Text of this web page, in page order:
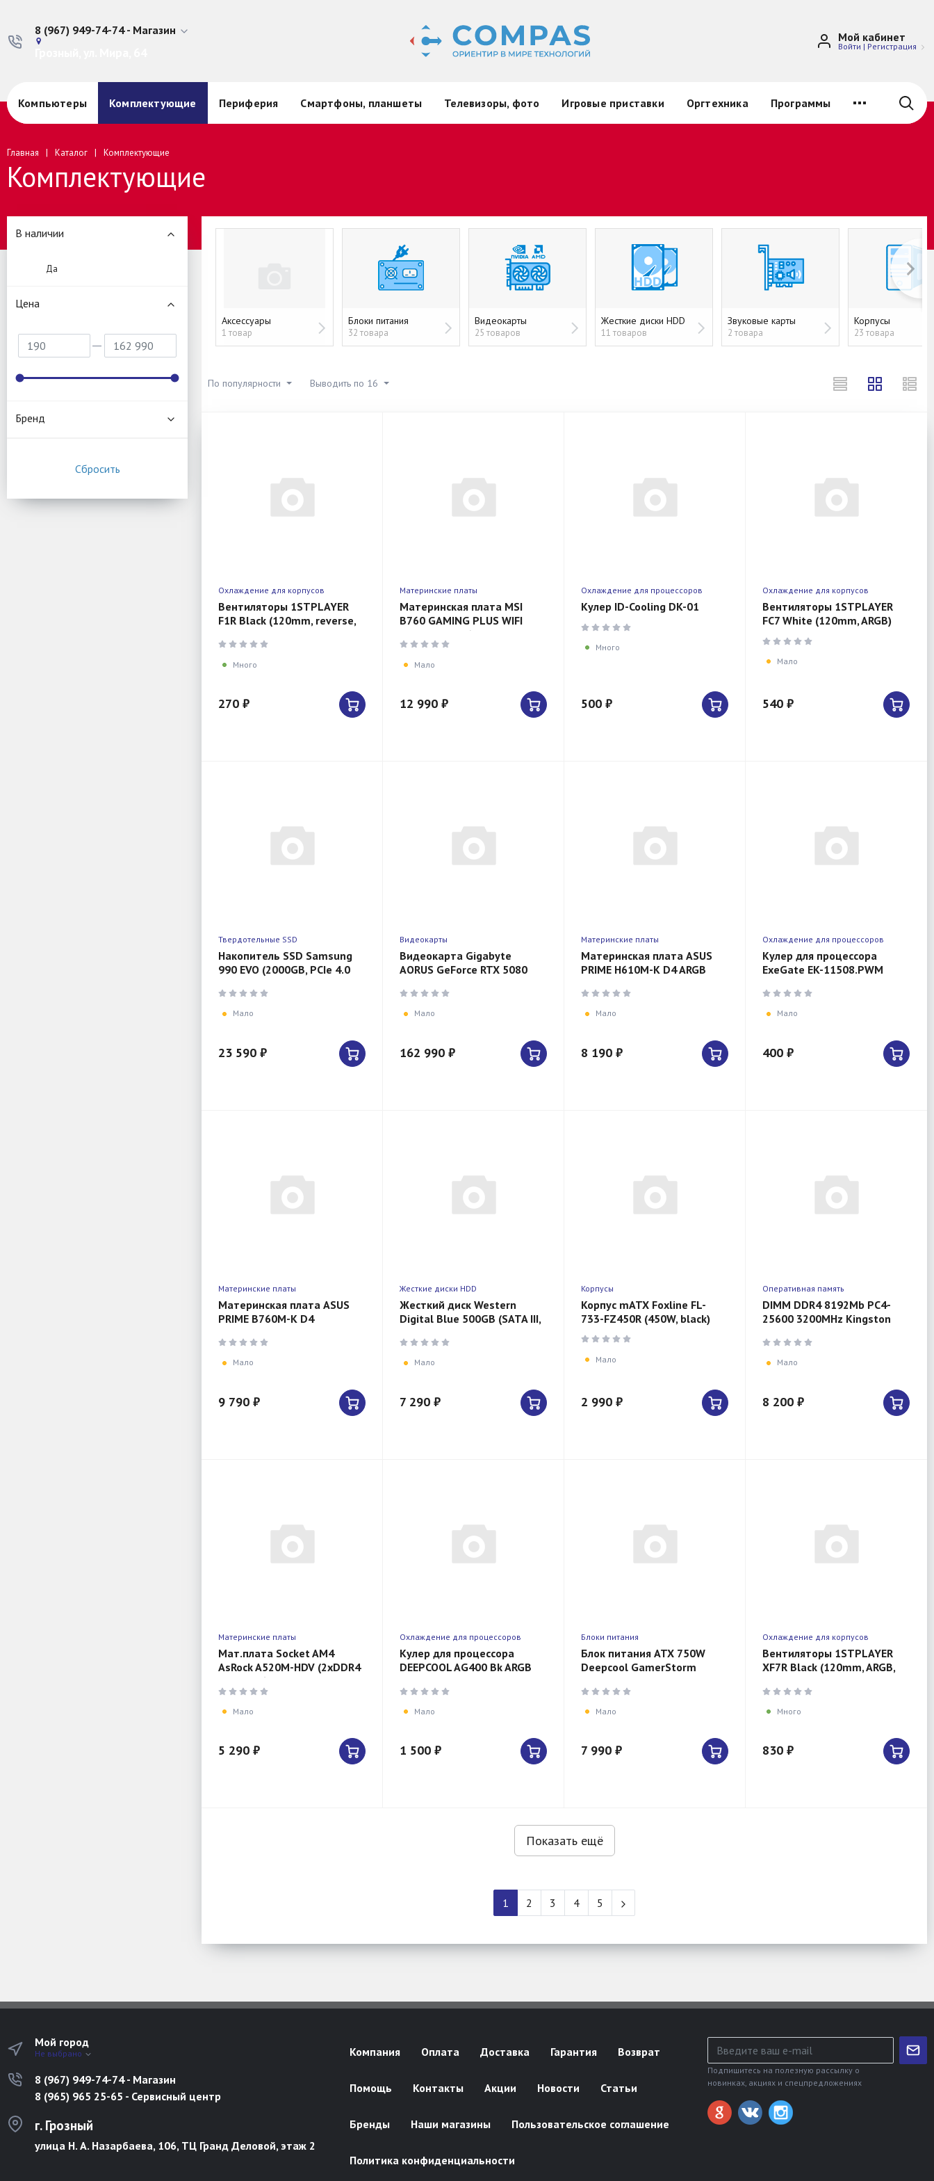
8 (967) 949-74-74 - Магазин Мой кабинет
Войти | Регистрация
Компьютеры Комплектующие Периферия Смартфоны, планшеты Телевизоры, фото Игровые приставки Оргтехника Программы
Главная Каталог Комплектующие
Комплектующие
Аксессуары
1 товар
Блоки питания
32 товара
Видеокарты
25 товаров
Жесткие диски HDD
11 товаров
Звуковые карты
2 товара
Корпусы
23 товара
По популярности Выводить по 16
Охлаждение для корпусов
Вентиляторы 1STPLAYER
F1R Black (120mm, reverse,
Много
270 ₽
Материнские платы
Материнская плата MSI
B760 GAMING PLUS WIFI
(LGA1700, B760, 4×DDR5, Wi-
Fi, BT, ATX)
Мало
12 990 ₽
Охлаждение для процессоров
Кулер ID-Cooling DK-01
Много
500 ₽
Охлаждение для корпусов
Вентиляторы 1STPLAYER
FC7 White (120mm, ARGB)
Мало
540 ₽
Твердотельные SSD
Накопитель SSD Samsung
990 EVO (2000GB, PCIe 4.0
5000/4200)
Мало
23 590 ₽
Видеокарты
Видеокарта Gigabyte
AORUS GeForce RTX 5080
5080, GDDR7, белая)
Мало
162 990 ₽
Материнские платы
Материнская плата ASUS
PRIME H610M-K D4 ARGB
mATX, ARGB)
Мало
8 190 ₽
Охлаждение для процессоров
Кулер для процессора
ExeGate EK-11508.PWM
(TDP 75W, 4pin, 1200-2600
об/мМало
400 ₽
Материнские платы
Материнская плата ASUS
PRIME B760M-K D4
2xDDR4, mATX, 2.5G LAN)
Мало
9 790 ₽
Жесткие диски HDD
Жесткий диск Western
Digital Blue 500GB (SATA III,
Мало
7 290 ₽
Корпусы
Корпус mATX Foxline FL-
733-FZ450R (450W, black)
Мало
2 990 ₽
Оперативная память
DIMM DDR4 8192Mb PC4-
25600 3200MHz Kingston
Мало
8 200 ₽
Материнские платы
Мат.плата Socket AM4
AsRock A520M-HDV (2xDDR4
mATX AC`97 8ch(7.1) GbLAN
R+VGA+
Мало
5 290 ₽
Охлаждение для процессоров
Кулер для процессора
DEEPCOOL AG400 Bk ARGB
AM5/AM4/1151/1200/1700
(TDP 220W,Fan 120mm)
Мало
1 500 ₽
Блоки питания
Блок питания ATX 750W
Deepcool GamerStorm
(20+4pin) APFC 120mm fan
6xSATA Cab
Мало
7 990 ₽
Охлаждение для корпусов
Вентиляторы 1STPLAYER
XF7R Black (120mm, ARGB,
Много
830 ₽
Показать ещё
1 2 3 4 5
В наличии
Да
Цена
Бренд
Мой город
Не выбрано
8 (967) 949-74-74 - Магазин
8 (965) 965 25-65 - Сервисный центр
г. Грозный
улица Н. А. Назарбаева, 106, ТЦ Гранд Деловой, этаж 2
Компания Оплата Доставка Гарантия Возврат
Помощь Контакты Акции Новости Статьи
Бренды Наши магазины Пользовательское соглашение
Политика конфиденциальности
Подпишитесь на полезную рассылку о
новинках, акциях и спецпредложениях